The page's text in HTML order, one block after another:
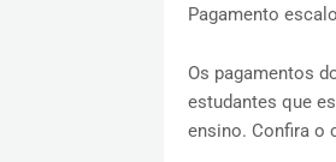
Pagamento
Os pagamentos
estudantes que
ensino. Confira o